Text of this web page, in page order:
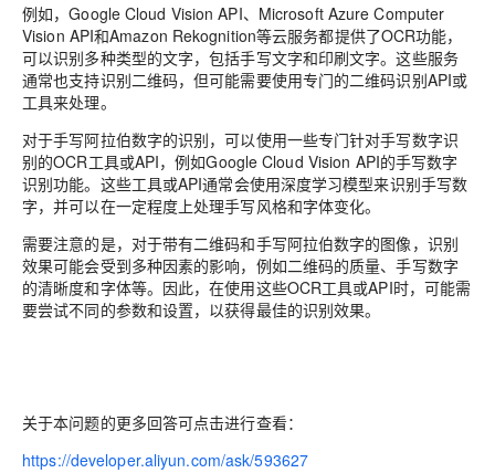
例如，Google Cloud Vision API、Microsoft Azure Computer
Vision API和Amazon Rekognition等云服务都提供了OCR功能，
可以识别多种类型的文字，包括手写文字和印刷文字。这些服务
通常也支持识别二维码，但可能需要使用专门的二维码识别API或
工具来处理。
对于手写阿拉伯数字的识别，可以使用一些专门针对手写数字识
别的OCR工具或API，例如Google Cloud Vision API的手写数字
识别功能。这些工具或API通常会使用深度学习模型来识别手写数
字，并可以在一定程度上处理手写风格和字体变化。
需要注意的是，对于带有二维码和手写阿拉伯数字的图像，识别
效果可能会受到多种因素的影响，例如二维码的质量、手写数字
的清晰度和字体等。因此，在使用这些OCR工具或API时，可能需
要尝试不同的参数和设置，以获得最佳的识别效果。
关于本问题的更多回答可点击进行查看：
https://developer.aliyun.com/ask/593627